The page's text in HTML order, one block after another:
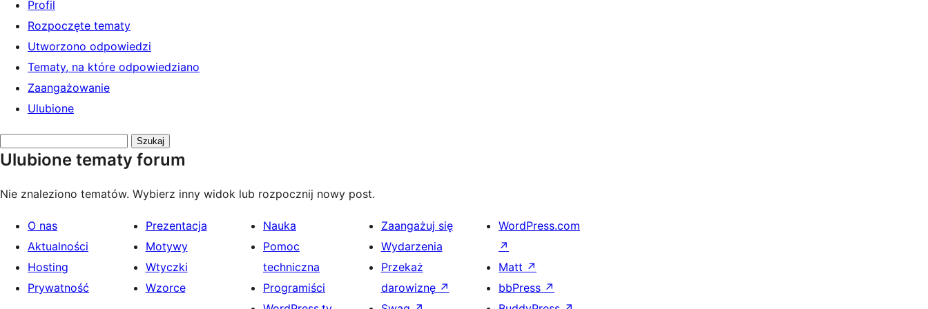
Profil
Rozpoczęte tematy
Utworzono odpowiedzi
Tematy, na które odpowiedziano
Zaangażowanie
Ulubione
tematy:
Ulubione tematy forum
Nie znaleziono tematów. Wybierz inny widok lub rozpocznij nowy post.
O nas
Aktualności
Hosting
Prywatność
Prezentacja
Motywy
Wtyczki
Wzorce
Nauka
Pomoc
techniczna
Programiści
Zaangażuj się
Wydarzenia
Przekaż
darowiznę ↗
WordPress.com
↗
Matt ↗
bbPress ↗